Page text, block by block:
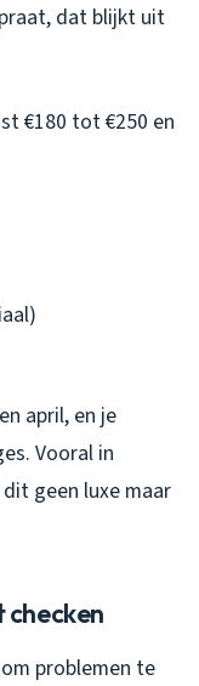
dat blijkt uit
€180 tot €250 en
april, en je
Vooral in
geen luxe maar
checken
problemen te